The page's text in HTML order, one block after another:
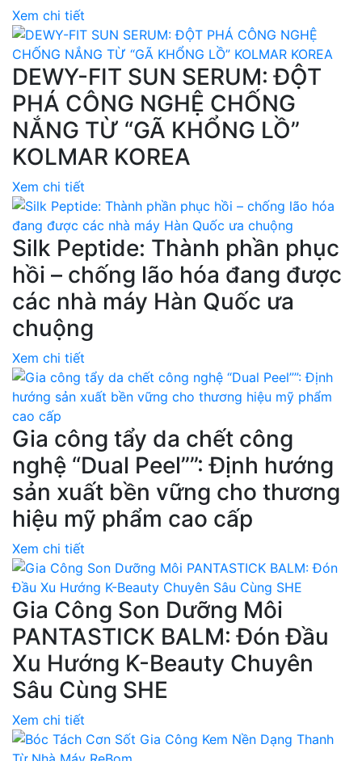
Xem chi tiết
DEWY-FIT SUN SERUM: ĐỘT
PHÁ CÔNG NGHỆ CHỐNG
NẮNG TỪ “GÃ KHỔNG LỒ”
KOLMAR KOREA
Xem chi tiết
Silk Peptide: Thành phần phục
hồi – chống lão hóa đang được
các nhà máy Hàn Quốc ưa
chuộng
Xem chi tiết
Gia công tẩy da chết công
nghệ “Dual Peel””: Định hướng
sản xuất bền vững cho thương
hiệu mỹ phẩm cao cấp
Xem chi tiết
Gia Công Son Dưỡng Môi
PANTASTICK BALM: Đón Đầu
Xu Hướng K-Beauty Chuyên
Sâu Cùng SHE
Xem chi tiết